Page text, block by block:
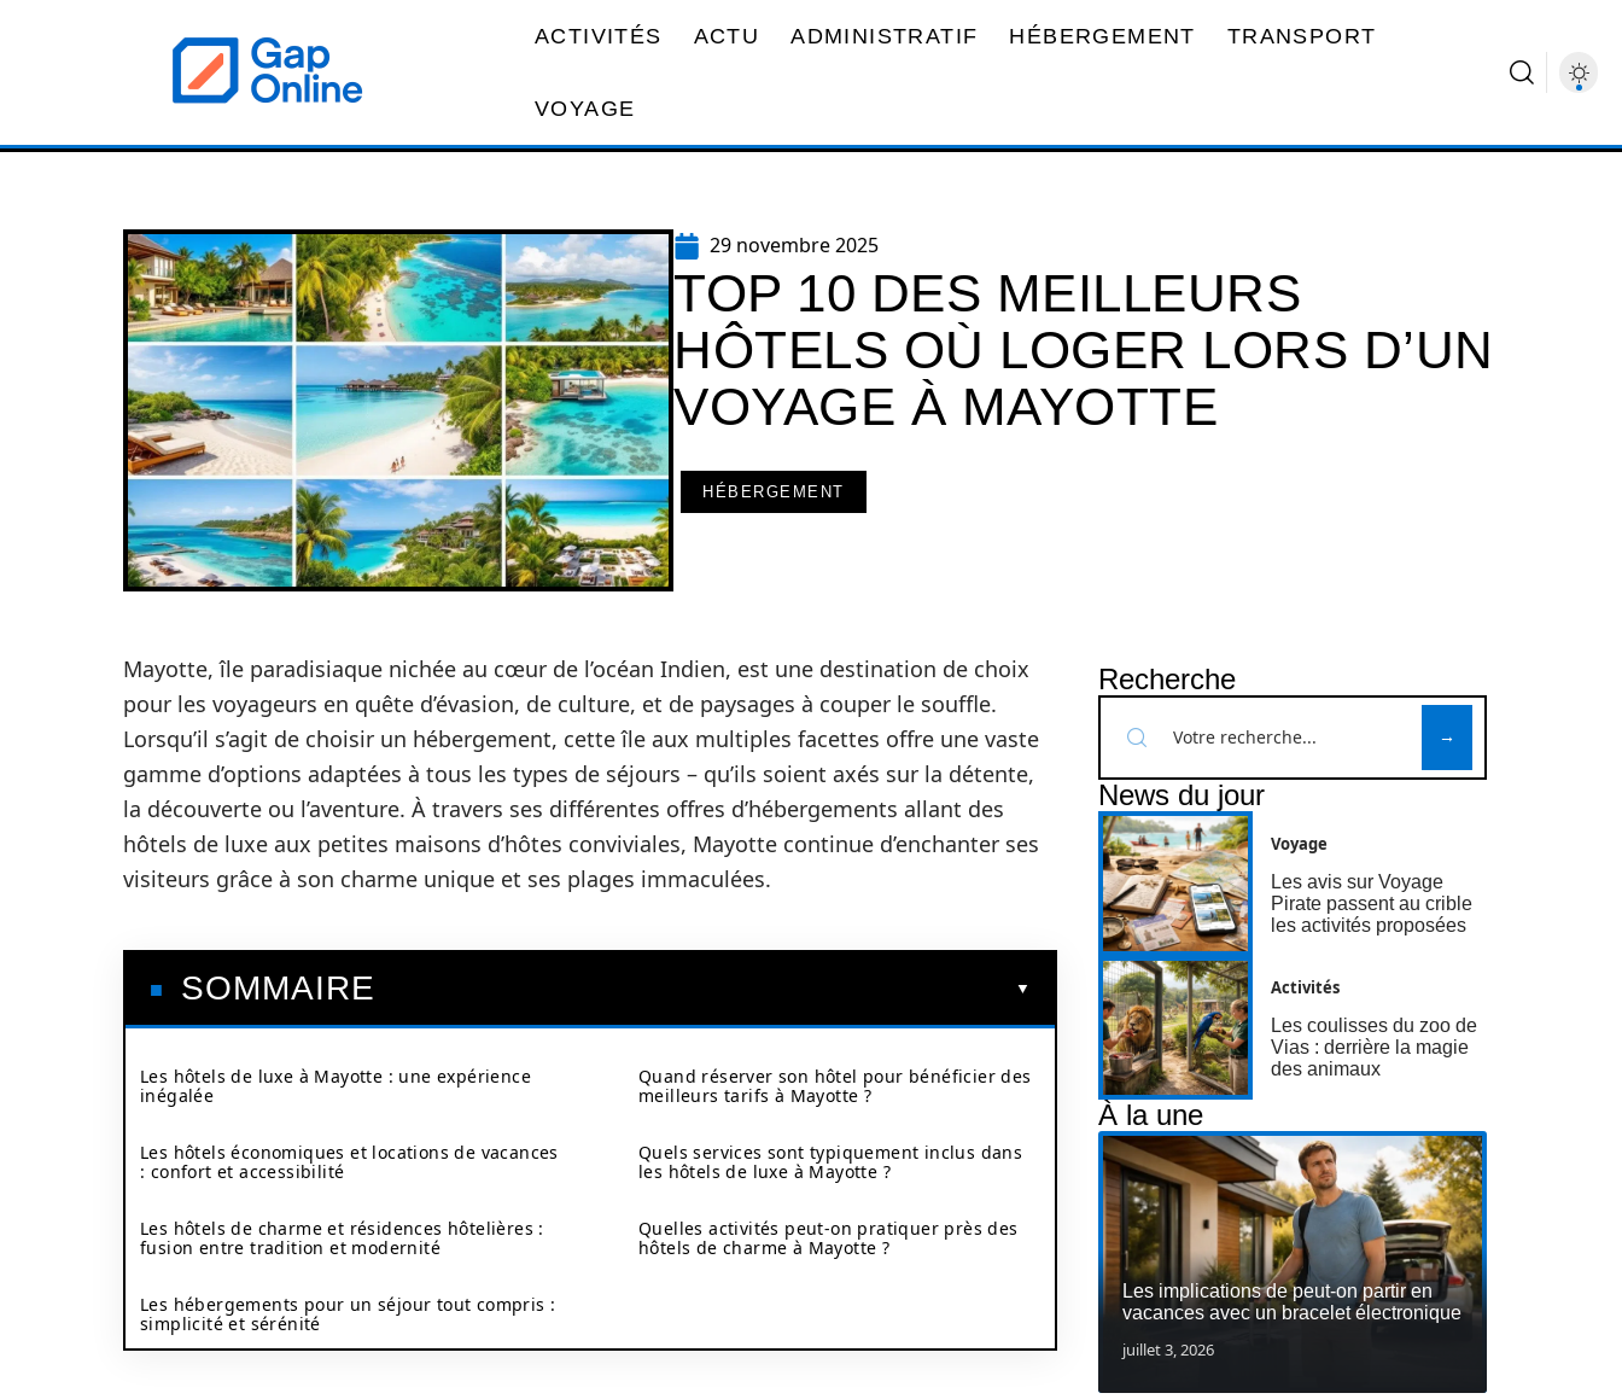
ACTIVITÉS ACTU ADMINISTRATIF HÉBERGEMENT TRANSPORT
VOYAGE
29 novembre 2025
TOP 10 DES MEILLEURS
HÔTELS OÙ LOGER LORS D’UN
VOYAGE À MAYOTTE
HÉBERGEMENT
Mayotte, île paradisiaque nichée au cœur de l’océan Indien, est une destination de choix
pour les voyageurs en quête d’évasion, de culture, et de paysages à couper le souffle.
Lorsqu’il s’agit de choisir un hébergement, cette île aux multiples facettes offre une vaste
gamme d’options adaptées à tous les types de séjours – qu’ils soient axés sur la détente,
la découverte ou l’aventure. À travers ses différentes offres d’hébergements allant des
hôtels de luxe aux petites maisons d’hôtes conviviales, Mayotte continue d’enchanter ses
visiteurs grâce à son charme unique et ses plages immaculées.
SOMMAIRE
Les hôtels de luxe à Mayotte : une expérience
inégalée
Les hôtels économiques et locations de vacances
: confort et accessibilité
Les hôtels de charme et résidences hôtelières :
fusion entre tradition et modernité
Les hébergements pour un séjour tout compris :
simplicité et sérénité
Quand réserver son hôtel pour bénéficier des
meilleurs tarifs à Mayotte ?
Quels services sont typiquement inclus dans
les hôtels de luxe à Mayotte ?
Quelles activités peut-on pratiquer près des
hôtels de charme à Mayotte ?
Recherche
News du jour
Voyage
Les avis sur Voyage
Pirate passent au crible
les activités proposées
Activités
Les coulisses du zoo de
Vias : derrière la magie
des animaux
À la une
Les implications de peut-on partir en
vacances avec un bracelet électronique
juillet 3, 2026